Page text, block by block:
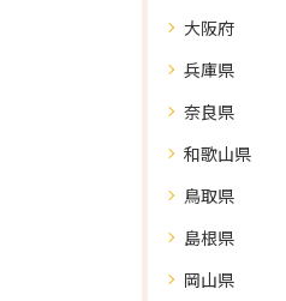
大阪府
兵庫県
奈良県
和歌山県
鳥取県
島根県
岡山県